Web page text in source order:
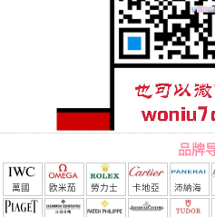
品牌
萬國 欧米茄 勞力士 卡地亞 沛納海